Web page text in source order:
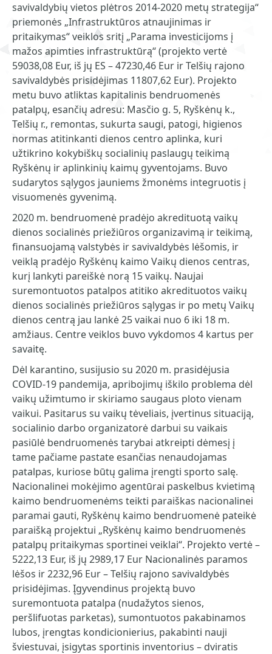
savivaldybių vietos plėtros 2014-2020 metų strategija“
priemonės „Infrastruktūros atnaujinimas ir
pritaikymas“ veiklos sritį „Parama investicijoms į
mažos apimties infrastruktūrą“ (projekto vertė
59038,08 Eur, iš jų ES – 47230,46 Eur ir Telšių rajono
savivaldybės prisidėjimas 11807,62 Eur). Projekto
metu buvo atliktas kapitalinis bendruomenės
patalpų, esančių adresu: Masčio g. 5, Ryškėnų k.,
Telšių r., remontas, sukurta saugi, patogi, higienos
normas atitinkanti dienos centro aplinka, kuri
užtikrino kokybiškų socialinių paslaugų teikimą
Ryškėnų ir aplinkinių kaimų gyventojams. Buvo
sudarytos sąlygos jauniems žmonėms integruotis į
visuomenės gyvenimą.
2020 m. bendruomenė pradėjo akredituotą vaikų
dienos socialinės priežiūros organizavimą ir teikimą,
finansuojamą valstybės ir savivaldybės lėšomis, ir
veiklą pradėjo Ryškėnų kaimo Vaikų dienos centras,
kurį lankyti pareiškė norą 15 vaikų. Naujai
suremontuotos patalpos atitiko akredituotos vaikų
dienos socialinės priežiūros sąlygas ir po metų Vaikų
dienos centrą jau lankė 25 vaikai nuo 6 iki 18 m.
amžiaus. Centre veiklos buvo vykdomos 4 kartus per
savaitę.
Dėl karantino, susijusio su 2020 m. prasidėjusia
COVID-19 pandemija, apribojimų iškilo problema dėl
vaikų užimtumo ir skiriamo saugaus ploto vienam
vaikui. Pasitarus su vaikų tėveliais, įvertinus situaciją,
socialinio darbo organizatorė darbui su vaikais
pasiūlė bendruomenės tarybai atkreipti dėmesį į
tame pačiame pastate esančias nenaudojamas
patalpas, kuriose būtų galima įrengti sporto salę.
Nacionalinei mokėjimo agentūrai paskelbus kvietimą
kaimo bendruomenėms teikti paraiškas nacionalinei
paramai gauti, Ryškėnų kaimo bendruomenė pateikė
paraišką projektui „Ryškėnų kaimo bendruomenės
patalpų pritaikymas sportinei veiklai“. Projekto vertė –
5222,13 Eur, iš jų 2989,17 Eur Nacionalinės paramos
lėšos ir 2232,96 Eur – Telšių rajono savivaldybės
prisidėjimas. Įgyvendinus projektą buvo
suremontuota patalpa (nudažytos sienos,
peršlifuotas parketas), sumontuotos pakabinamos
lubos, įrengtas kondicionierius, pakabinti nauji
šviestuvai, įsigytas sportinis inventorius – dviratis